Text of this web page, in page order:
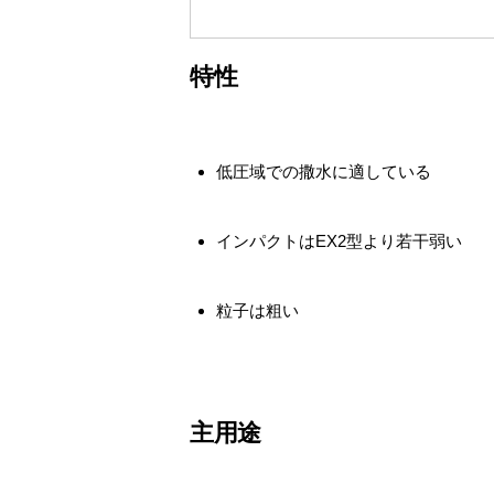
特性
低圧域での撒水に適している
インパクトはEX2型より若干弱い
粒子は粗い
主用途